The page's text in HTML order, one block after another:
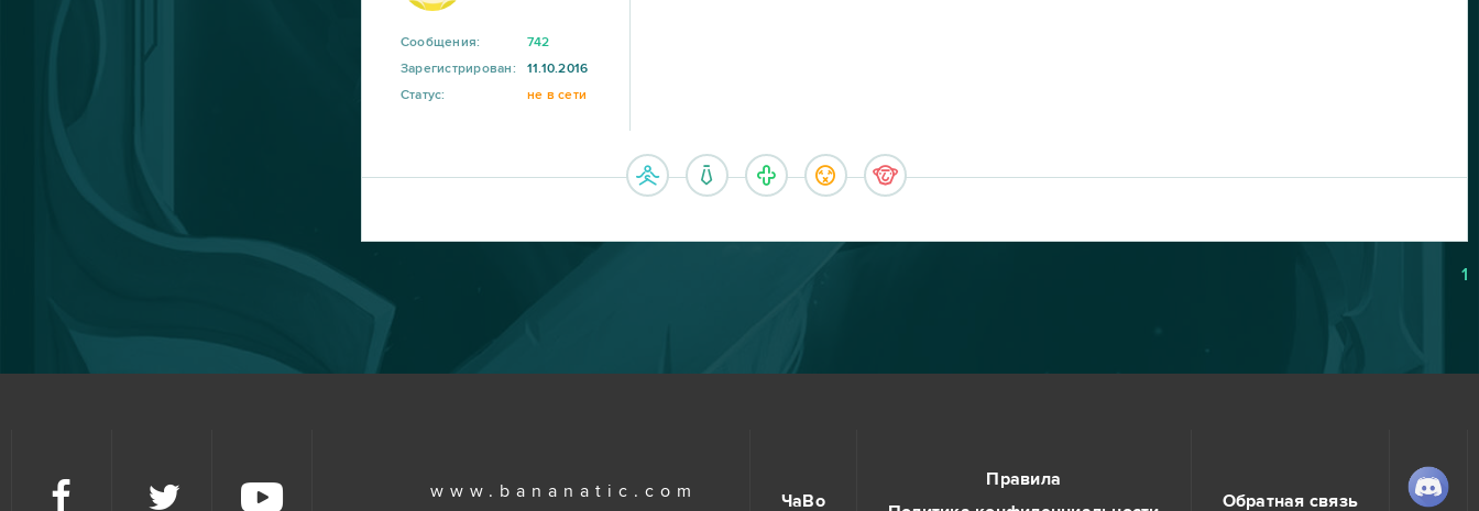
Сообщения:
742
Зарегистрирован:
11.10.2016
Статус:
не в сети
1
ЧаВо
Правила
Обратная связь
www.bananatic.com